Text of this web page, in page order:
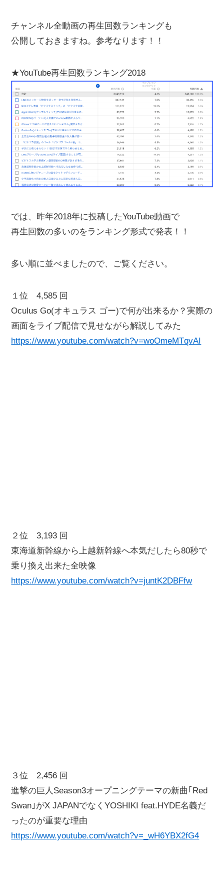
チャンネル全動画の再生回数ランキングも
公開しておきますね。参考なります！！
★YouTube再生回数ランキング2018
では、昨年2018年に投稿したYouTube動画で
再生回数の多いのをランキング形式で発表！！
多い順に並べましたので、ご覧ください。
１位 4,585 回
Oculus Go(オキュラス ゴー)で何が出来るか？実際の
画面をライブ配信で見せながら解説してみた
https://www.youtube.com/watch?v=woOmeMTqvAI
２位 3,193 回
東海道新幹線から上越新幹線へ本気だしたら80秒で
乗り換え出来た全映像
https://www.youtube.com/watch?v=juntK2DBFfw
３位 2,456 回
進撃の巨人Season3オープニングテーマの新曲｢Red
Swan｣がX JAPANでなくYOSHIKI feat.HYDE名義だ
ったのが重要な理由
https://www.youtube.com/watch?v=_wH6YBX2fG4